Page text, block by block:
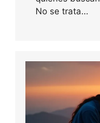
No se trata…